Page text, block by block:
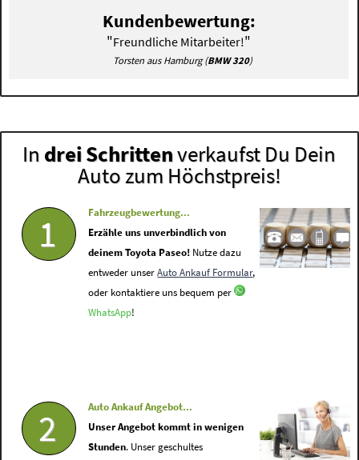
Kundenbewertung:
"Freundliche Mitarbeiter!"
Torsten aus Hamburg (BMW 320)
In drei Schrittenverkaufst Du Dein
Auto zum Höchstpreis!
1
Fahrzeugbewertung...
Erzähle uns unverbindlich von
deinem Toyota Paseo! Nutze dazu
entweder unserAuto Ankauf Formular,
oder kontaktiere uns bequem per
WhatsApp!
2
Auto Ankauf Angebot...
Unser Angebot kommt in wenigen
Stunden. Unser geschultes